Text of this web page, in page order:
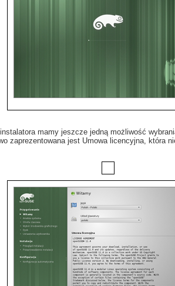
mamy jeszcze jedną możliwość
zaprezentowana jest Umowa licencyjna, która